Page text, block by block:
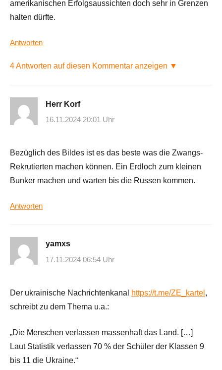
amerikanischen Erfolgsaussichten doch sehr in Grenzen
halten dürfte.
Antworten
4 Antworten auf diesen Kommentar anzeigen ▼
Herr Korf
16.11.2024 20:01 Uhr
Bezüglich des Bildes ist es das beste was die Zwangs-
Rekrutierten machen können. Ein Erdloch zum kleinen
Bunker machen und warten bis die Russen kommen.
Antworten
yamxs
17.11.2024 06:54 Uhr
Der ukrainische Nachrichtenkanal https://t.me/ZE_kartel ,
schreibt zu dem Thema u.a.:
„Die Menschen verlassen massenhaft das Land. […]
Laut Statistik verlassen 70 % der Schüler der Klassen 9
bis 11 die Ukraine.“